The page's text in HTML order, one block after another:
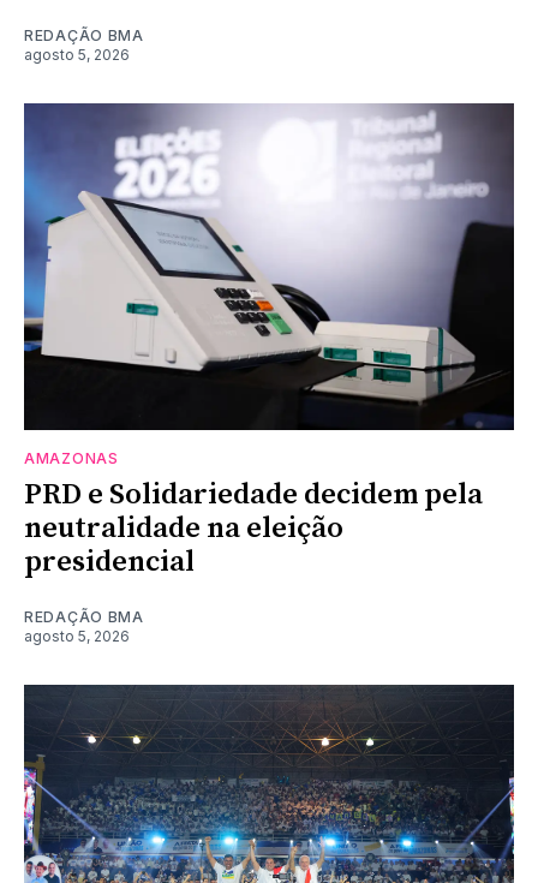
REDAÇÃO BMA
agosto 5, 2026
AMAZONAS
PRD e Solidariedade decidem pela
neutralidade na eleição
presidencial
REDAÇÃO BMA
agosto 5, 2026